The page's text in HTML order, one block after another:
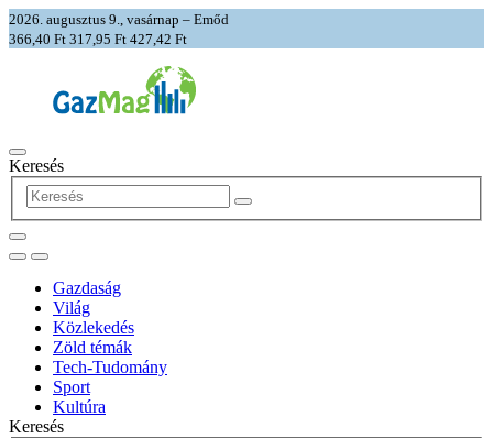
2026. augusztus 9., vasárnap – Emőd
366,40 Ft 317,95 Ft 427,42 Ft
Keresés
Gazdaság
Világ
Közlekedés
Zöld témák
Tech-Tudomány
Sport
Kultúra
Keresés